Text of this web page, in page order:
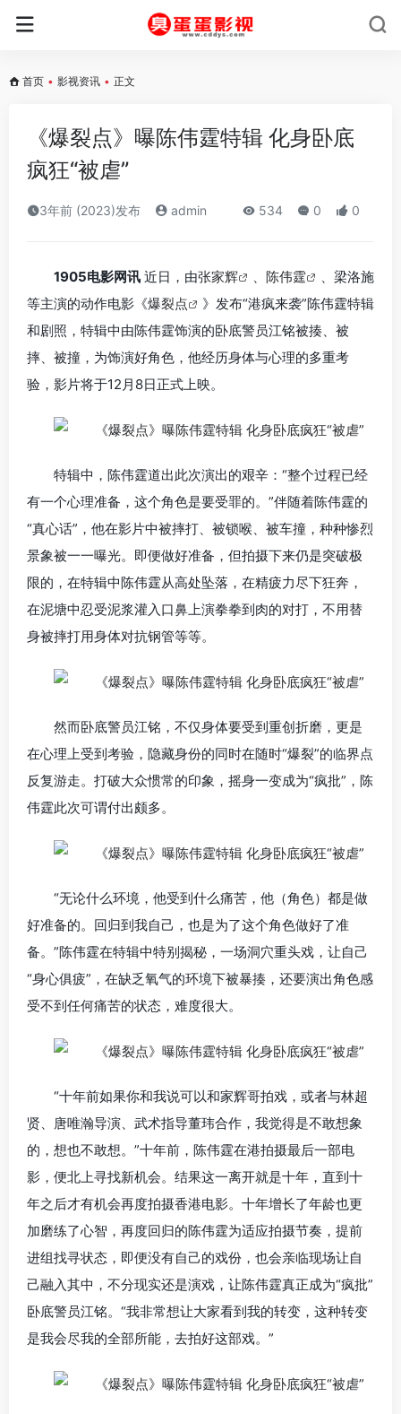
首页 • 影视资讯 • 正文
《爆裂点》曝陈伟霆特辑 化身卧底
疯狂“被虐”
3年前 (2023)发布 admin 534 0 0
1905电影网讯 近日，由张家辉 、 陈伟霆
、梁洛施
等主演的动作电影《爆裂点
》发布“港疯来袭”陈伟霆特辑
和剧照，特辑中由陈伟霆饰演的卧底警员江铭被揍、被
摔、被撞，为饰演好角色，他经历身体与心理的多重考
验，影片将于12月8日正式上映。
特辑中，陈伟霆道出此次演出的艰辛：“整个过程已经
有一个心理准备，这个角色是要受罪的。”伴随着陈伟霆的
“真心话”，他在影片中被摔打、被锁喉、被车撞，种种惨烈
景象被一一曝光。即便做好准备，但拍摄下来仍是突破极
限的，在特辑中陈伟霆从高处坠落，在精疲力尽下狂奔，
在泥塘中忍受泥浆灌入口鼻上演拳拳到肉的对打，不用替
身被摔打用身体对抗钢管等等。
然而卧底警员江铭，不仅身体要受到重创折磨，更是
在心理上受到考验，隐藏身份的同时在随时“爆裂”的临界点
反复游走。打破大众惯常的印象，摇身一变成为“疯批”，陈
伟霆此次可谓付出颇多。
“无论什么环境，他受到什么痛苦，他（角色）都是做
好准备的。回归到我自己，也是为了这个角色做好了准
备。”陈伟霆在特辑中特别揭秘，一场洞穴重头戏，让自己
“身心俱疲”，在缺乏氧气的环境下被暴揍，还要演出角色感
受不到任何痛苦的状态，难度很大。
“十年前如果你和我说可以和家辉哥拍戏，或者与林超
贤、唐唯瀚导演、武术指导董玮合作，我觉得是不敢想象
的，想也不敢想。”十年前，陈伟霆在港拍摄最后一部电
影，便北上寻找新机会。结果这一离开就是十年，直到十
年之后才有机会再度拍摄香港电影。十年增长了年龄也更
加磨练了心智，再度回归的陈伟霆为适应拍摄节奏，提前
进组找寻状态，即便没有自己的戏份，也会亲临现场让自
己融入其中，不分现实还是演戏，让陈伟霆真正成为“疯批”
卧底警员江铭。“我非常想让大家看到我的转变，这种转变
是我会尽我的全部所能，去拍好这部戏。”